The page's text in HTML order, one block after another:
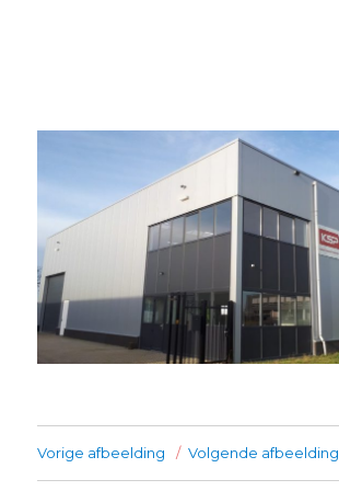
Vorige afbeelding Volgende afbeelding